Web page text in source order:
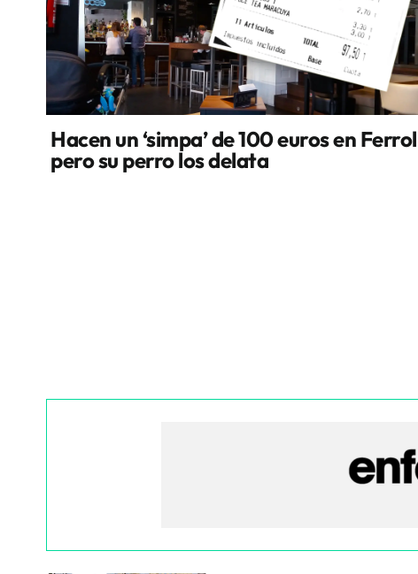
Hacen un ‘simpa’ de 100 euros en Ferrol
pero su perro los delata